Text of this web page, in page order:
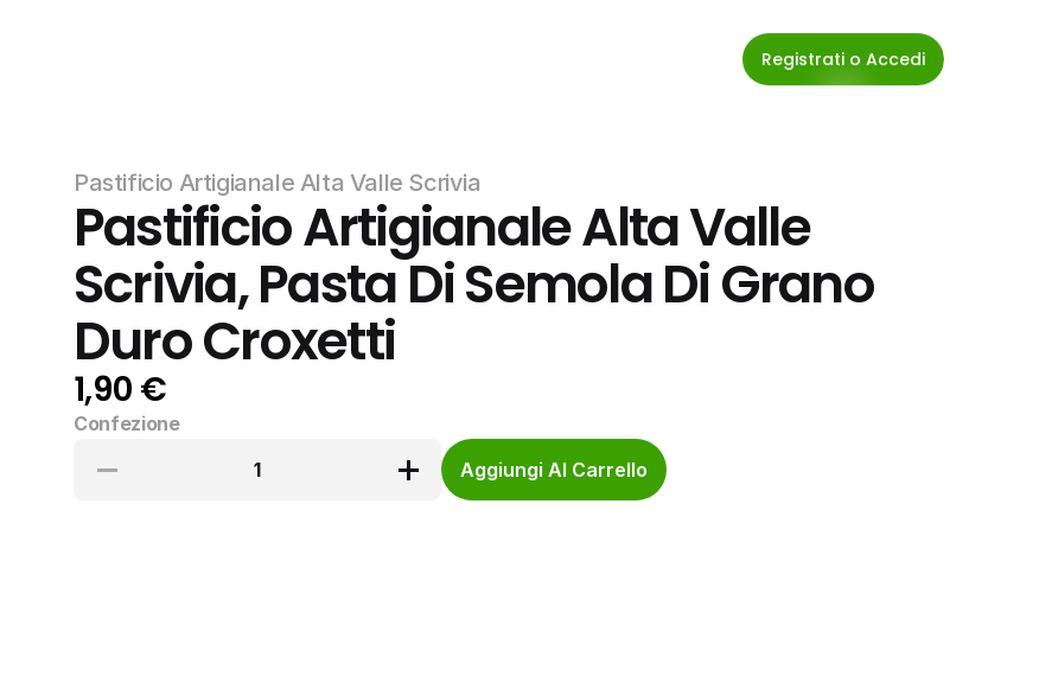
Registrati o Accedi
Pastificio Artigianale Alta Valle Scrivia
Pastificio Artigianale Alta Valle
Scrivia, Pasta Di Semola Di Grano
Duro Croxetti
1,90 €
Confezione
1
Aggiungi Al Carrello